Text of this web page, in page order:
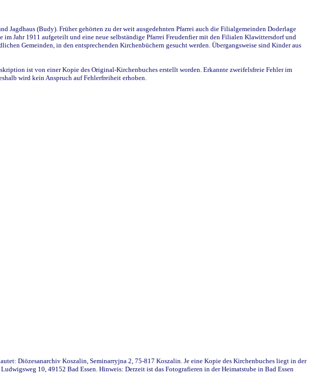
(Budy). Früher gehörten zu der weit ausgedehnten Pfarrei auch die Filialgemeinden Doderlage
Jahr 1911 aufgeteilt und eine neue selbständige Pfarrei Freudenfier mit den Filialen Klawittersdorf und
Gemeinden, in den entsprechenden Kirchenbüchern gesucht werden. Übergangsweise sind Kinder aus
ist von einer Kopie des Original-Kirchenbuches erstellt worden. Erkannte zweifelsfreie Fehler im
wird kein Anspruch auf Fehlerfreiheit erhoben.
Diözesanarchiv Koszalin, Seminarryjna 2, 75-817 Koszalin. Je eine Kopie des Kirchenbuches liegt in der
10, 49152 Bad Essen. Hinweis: Derzeit ist das Fotografieren in der Heimatstube in Bad Essen